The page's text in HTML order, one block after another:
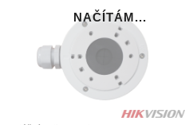
NAČÍTÁM...